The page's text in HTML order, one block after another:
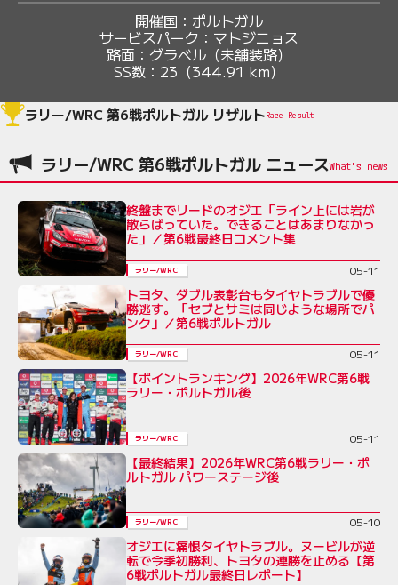
開催国： ポルトガル
サービスパーク： マトジニョス
路面： グラベル（未舗装路）
SS数： 23（344.91 km）
ラリー/WRC 第6戦ポルトガル リザルトRace Result
ラリー/WRC 第6戦ポルトガル ニュース
終盤までリードのオジエ「ライン上には岩が
散らばっていた。できることはあまりなかっ
た」／第6戦最終日コメント集
ラリー/WRC 05-11
トヨタ、ダブル表彰台もタイヤトラブルで優
勝逃す。「セブとサミは同じような場所でパ
ンク」／第6戦ポルトガル
ラリー/WRC 05-11
【ポイントランキング】2026年WRC第6戦
ラリー・ポルトガル後
ラリー/WRC 05-11
【最終結果】2026年WRC第6戦ラリー・ポ
ルトガル パワーステージ後
ラリー/WRC 05-10
オジエに痛恨タイヤトラブル。ヌービルが逆
転で今季初勝利、トヨタの連勝を止める【第
6戦ポルトガル最終日レポート】